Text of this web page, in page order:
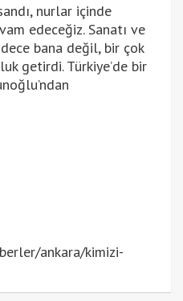
nurlar içinde
edeceğiz. Sanatı ve
bana değil, bir çok
getirdi. Türkiye’de bir
ankara/kimizi-